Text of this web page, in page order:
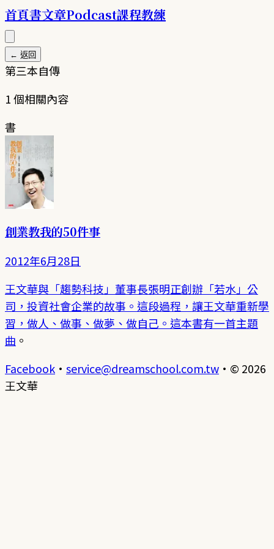
首頁書文章Podcast課程教練
← 返回
第三本自傳
1個相關內容
書
創業教我的50件事
2012年6月28日
王文華與「趨勢科技」董事長張明正創辦「若水」公
司，投資社會企業的故事。這段過程，讓王文華重新學
習，做人、做事、做夢、做自己。 這本書有一首主題
曲 。
Facebook · service@dreamschool.com.tw · © 2026
王文華